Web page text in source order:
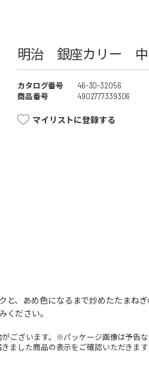
明治 銀座カリー
カタログ番号
46-30-32056
商品番号
4902777339306
マイリストに登録する
と、あめ色になるまで炒めたたま
ください。
ございます。※パッケージ画像は予告
ました商品の表示をご確認いただきます